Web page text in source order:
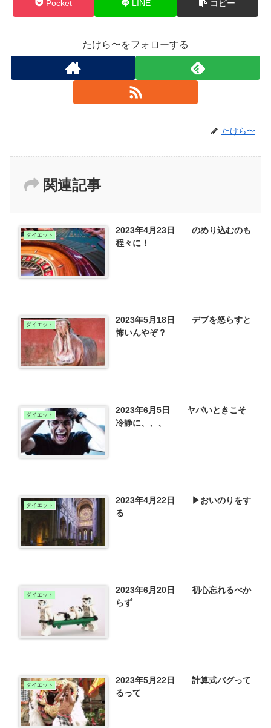
Pocket LINE コピー
たけら〜をフォローする
たけら〜
関連記事
ダイエット
2023年4月23日 のめり込むのも
程々に！
ダイエット
2023年5月18日 デブを怒らすと
怖いんやぞ？
ダイエット
2023年6月5日 ヤバいときこそ
冷静に、、、
ダイエット
2023年4月22日 ▶おいのりをす
る
ダイエット
2023年6月20日 初心忘れるべか
らず
ダイエット
2023年5月22日 計算式バグって
るって